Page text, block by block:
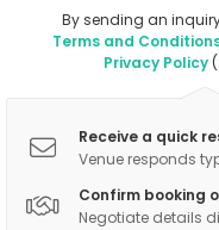
By sending an
Terms and
Privacy Policy
Receive a quick
Venue responds
Confirm booking
Negotiate details